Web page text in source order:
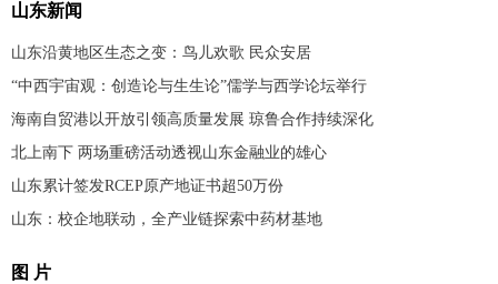
山东新闻
山东沿黄地区生态之变：鸟儿欢歌 民众安居
“中西宇宙观：创造论与生生论”儒学与西学论坛举行
海南自贸港以开放引领高质量发展 琼鲁合作持续深化
北上南下 两场重磅活动透视山东金融业的雄心
山东累计签发RCEP原产地证书超50万份
山东：校企地联动，全产业链探索中药材基地
图 片